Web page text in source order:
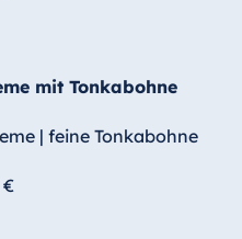
mit Tonkabohne
| feine Tonkabohne
€